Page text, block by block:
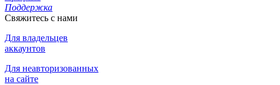
Поддержка
Свяжитесь с нами
Для владельцев
аккаунтов
Для неавторизованных
на сайте